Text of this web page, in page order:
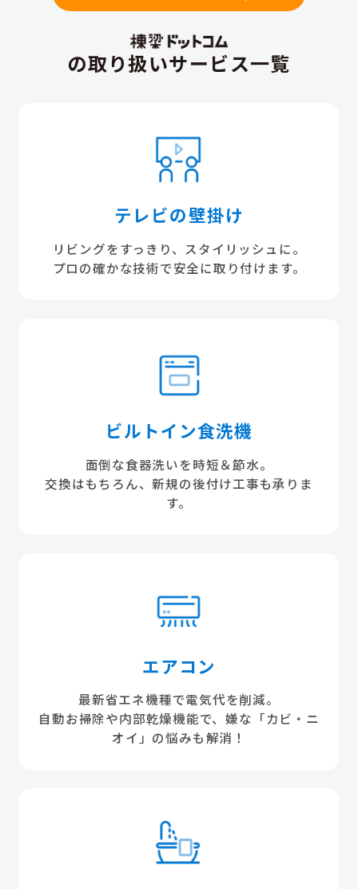
の取り扱いサービス一覧
テレビの壁掛け
リビングをすっきり、スタイリッシュに。
プロの確かな技術で安全に取り付けます。
ビルトイン食洗機
面倒な食器洗いを時短＆節水。
交換はもちろん、新規の後付け工事も承りま
す。
エアコン
最新省エネ機種で電気代を削減。
自動お掃除や内部乾燥機能で、嫌な「カビ・ニ
オイ」の悩みも解消！